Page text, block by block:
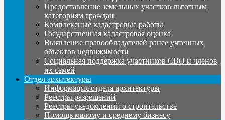
Предоставление земельных участков льготным
категориям граждан
Комплексные кадастровые работы
Государственная кадастровая оценка
Выявление правообладателей ранее учтенных
объектов недвижимости
Социальная поддержка участников СВО и членов
их семей
Отдел архитектуры
Информация отдела архитектуры
Реестры разрешений
Реестры уведомлений о строительстве
Помощь малому и среднему бизнесу